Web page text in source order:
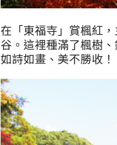
在「東福寺」賞楓紅
谷。這裡種滿了楓樹
如詩如畫、美不勝收！